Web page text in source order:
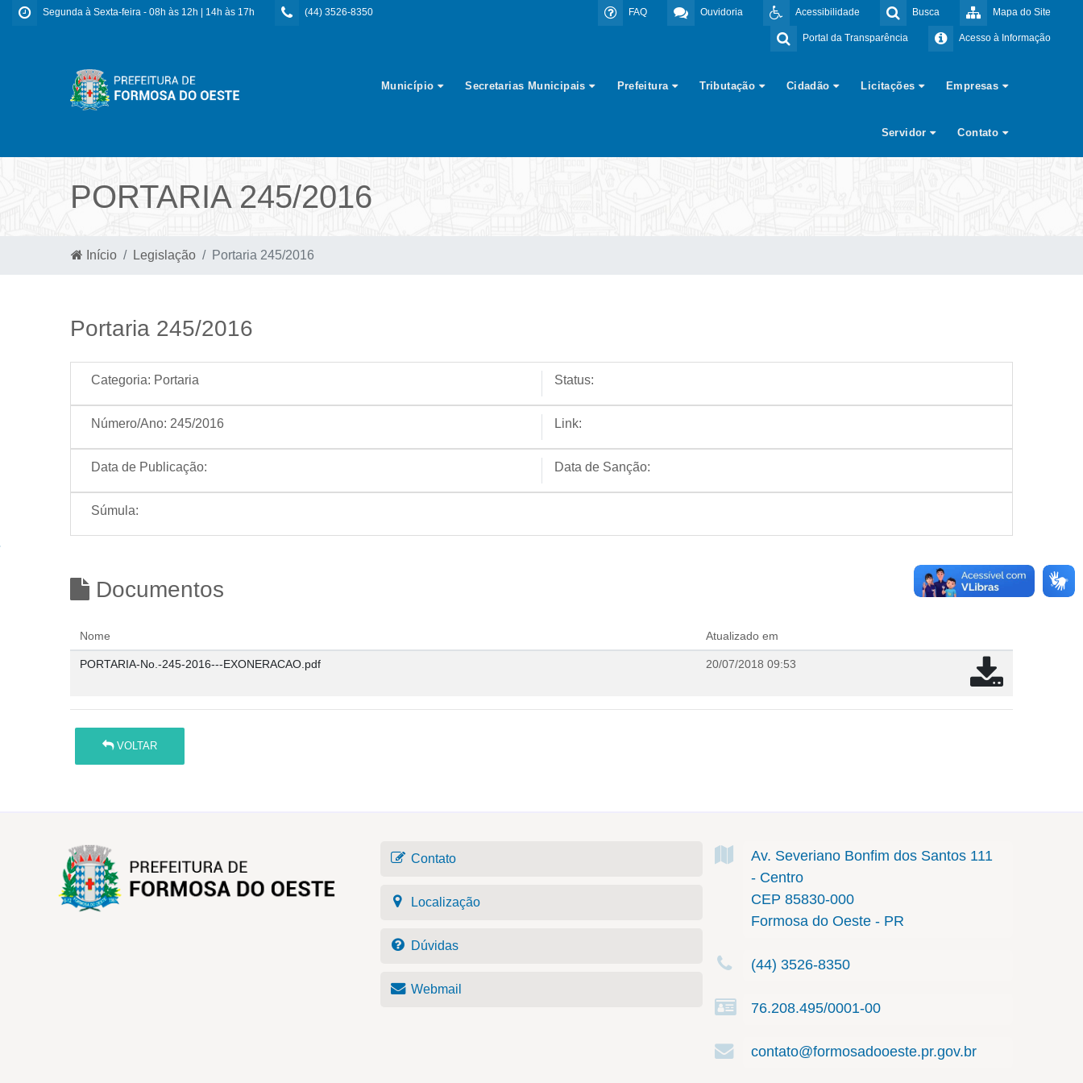
Segunda à Sexta-feira - 08h às 12h | 14h às 17h (44) 3526-8350 Mapa do Site
Busca
Acessibilidade
Ouvidoria
FAQ
Acesso à Informação
Portal da Transparência
Município Secretarias Municipais Prefeitura Tributação Cidadão Licitações Empresas
Servidor Contato
PORTARIA 245/2016
Início Legislação Portaria 245/2016
Portaria 245/2016
Categoria: Portaria Status:
Número/Ano: 245/2016 Link:
Data de Publicação: Data de Sanção:
Súmula:
Documentos
Nome Atualizado em
PORTARIA-No.-245-2016---EXONERACAO.pdf 20/07/2018 09:53
VOLTAR
Contato
Localização
Dúvidas
Webmail
Av. Severiano Bonfim dos Santos 111
- Centro
CEP 85830-000
Formosa do Oeste - PR
(44) 3526-8350
76.208.495/0001-00
contato@formosadooeste.pr.gov.br